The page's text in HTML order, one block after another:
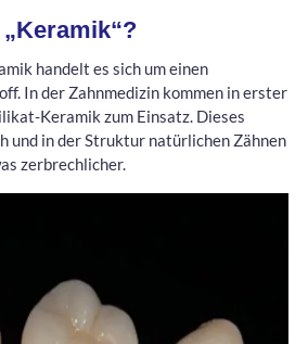
handelt es sich um einen
In der Zahnmedizin kommen in erster
Keramik zum Einsatz. Dieses
und in der Struktur natürlichen Zähnen
zerbrechlicher.